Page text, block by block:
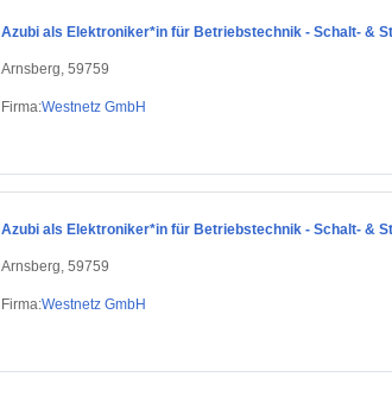
Azubi als Elektroniker*in für Betriebstechnik - Schalt- &
Arnsberg, 59759
Firma:Westnetz GmbH
Azubi als Elektroniker*in für Betriebstechnik - Schalt- &
Arnsberg, 59759
Firma:Westnetz GmbH